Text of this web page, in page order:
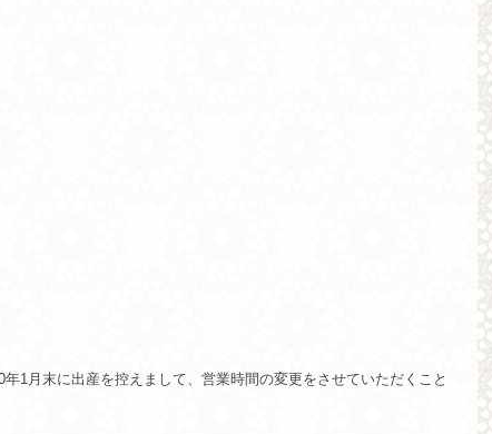
1月末に出産を控えまして、営業時間の変更をさせていただくこと